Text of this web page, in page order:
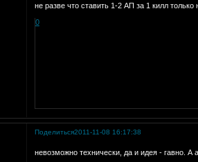
не разве что ставить 1-2 АП за 1 килл
0
Поделиться2011-11-08 16:17:38
невозможно технически, да и идея - гавно. А